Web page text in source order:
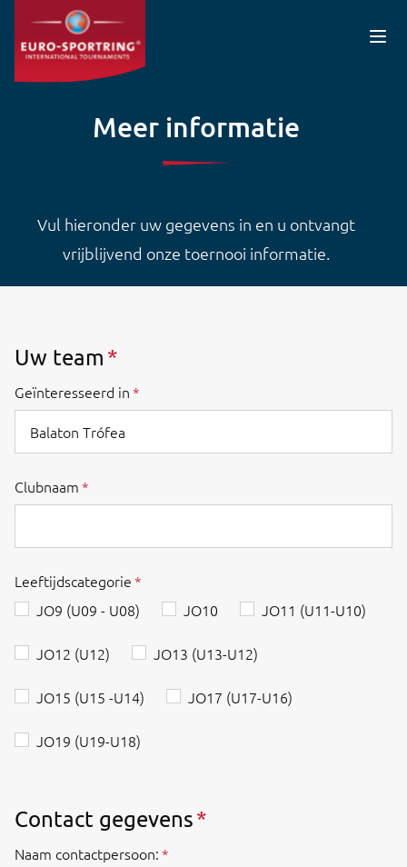
Overslaan en naar de inhoud gaan
Meer informatie
Vul hieronder uw gegevens in en u ontvangt
vrijblijvend onze toernooi informatie.
Uw team
Geïnteresseerd in
Clubnaam
Leeftijdscategorie
JO9 (U09 - U08)
JO10 JO11 (U11-U10)
JO12 (U12) JO13 (U13-U12)
JO15 (U15 -U14) JO17 (U17-U16)
JO19 (U19-U18)
Contact gegevens
Naam contactpersoon: